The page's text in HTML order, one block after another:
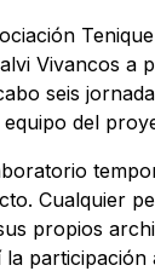
Vivancos a
seis
del
Cualquier
propios